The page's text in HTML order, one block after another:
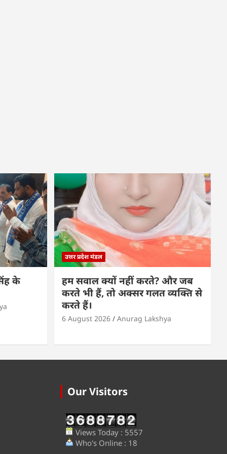
के
उत्तर प्रदेश मंडल
हम सवाल क्यों नहीं करते? और जब
करते भी हैं, तो अक्सर गलत व्यक्ति से
करते हैं।
6 August 2026 Anurag Lakshya
Our Visitors
Views Today : 5557
Who's Online : 18